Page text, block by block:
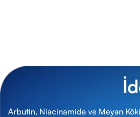
Arbutin, Niacinamide ve Meyan